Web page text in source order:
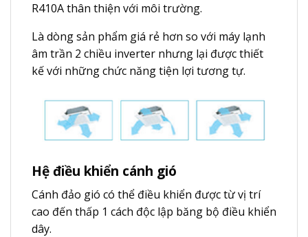
R410A thân thiện với môi trường.
Là dòng sản phẩm giá rẻ hơn so với máy lạnh
âm trần 2 chiều inverter nhưng lại được thiết
kế với những chức năng tiện lợi tương tự.
Hệ điều khiển cánh gió
Cánh đảo gió có thể điều khiển được từ vị trí
cao đến thấp 1 cách độc lập băng bộ điều khiển
dây.